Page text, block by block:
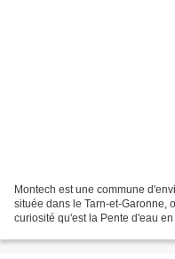
Montech est une commune
située dans le Tarn-et-Garonne,
curiosité qu'est la Pente d'eau